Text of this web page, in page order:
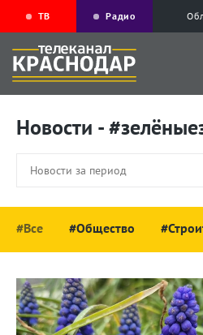
ТВ Радио
Новости -
#Все #Общество